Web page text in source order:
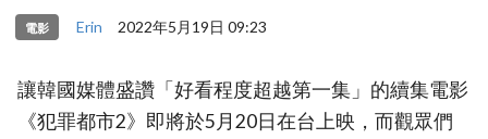
電影 Erin 2022年5月19日 09:23
讓韓國媒體盛讚「好看程度超越第一集」的續集電影
《犯罪都市2》即將於5月20日在台上映，而觀眾們